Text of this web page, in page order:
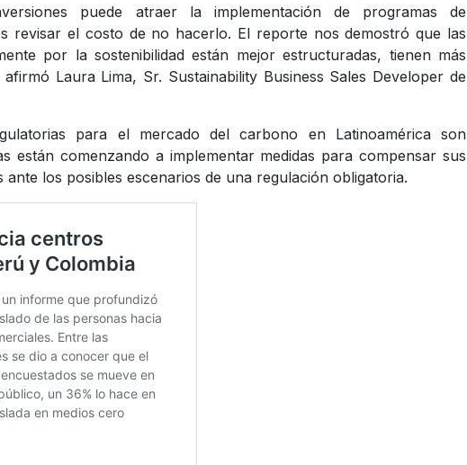
puede atraer la implementación de programas de
revisar el costo de no hacerlo. El reporte nos demostró que las
por la sostenibilidad están mejor estructuradas, tienen más
Laura Lima, Sr. Sustainability Business Sales Developer de
para el mercado del carbono en Latinoamérica son
están comenzando a implementar medidas para compensar sus
los posibles escenarios de una regulación obligatoria.